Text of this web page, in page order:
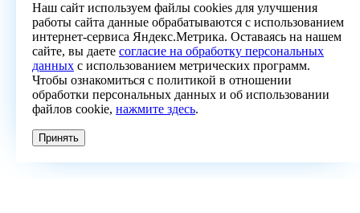
Наш сайт используем файлы cookies для улучшения
работы сайта данные обрабатываются с использованием
интернет-сервиса Яндекс.Метрика. Оставаясь на нашем
сайте, вы даете согласие на обработку персональных
данных с использованием метрических программ.
Чтобы ознакомиться с политикой в отношении
обработки персональных данных и об использовании
файлов cookie, нажмите здесь.
Принять